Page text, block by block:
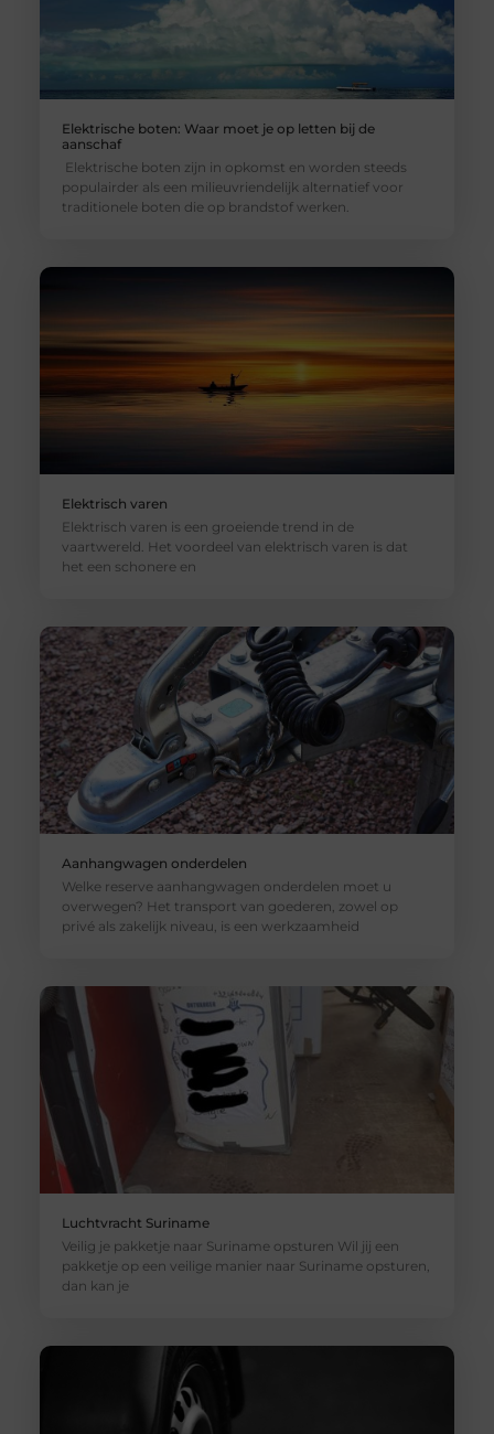
Elektrische boten: Waar moet je op letten bij de
aanschaf
Elektrische boten zijn in opkomst en worden steeds
populairder als een milieuvriendelijk alternatief voor
traditionele boten die op brandstof werken.
Elektrisch varen
Elektrisch varen is een groeiende trend in de
vaartwereld. Het voordeel van elektrisch varen is dat
het een schonere en
Aanhangwagen onderdelen
Welke reserve aanhangwagen onderdelen moet u
overwegen? Het transport van goederen, zowel op
privé als zakelijk niveau, is een werkzaamheid
Luchtvracht Suriname
Veilig je pakketje naar Suriname opsturen Wil jij een
pakketje op een veilige manier naar Suriname opsturen,
dan kan je